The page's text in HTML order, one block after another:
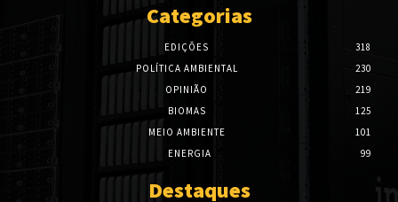
Categorias
EDIÇÕES
318
POLÍTICA AMBIENTAL
230
OPINIÃO
219
BIOMAS
125
MEIO AMBIENTE
101
ENERGIA
99
Destaques